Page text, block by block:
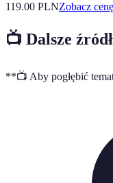
119.00 PLNZobacz cenę
📺 Dalsze
**📺 Aby pogłębić